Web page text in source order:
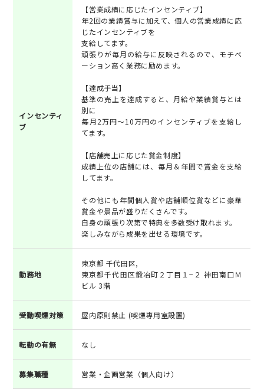
インセンティ
ブ
【営業成績に応じたインセンティブ】
年2回の業績賞与に加えて、個人の営業成績に応
じたインセンティブを
支給してます。
頑張りが毎月の給与に反映されるので、モチベ
ーション高く業務に励めます。
【達成手当】
基準の売上を達成すると、月給や業績賞与とは
別に
毎月2万円～10万円のインセンティブを支給し
てます。
【店舗売上に応じた賞金制度】
成績上位の店舗には、毎月＆年間で賞金を支給
してます。
その他にも年間個人賞や店舗順位賞などに豪華
賞金や景品が盛りだくさんです。
自身の頑張り次第で特典を多数受け取れます。
楽しみながら成果を出せる環境です。
勤務地
東京都 千代田区,
東京都千代田区鍛冶町２丁目１−２ 神田南口Ｍ
ビル 3階
受動喫煙対策 屋内原則禁止 (喫煙専用室設置)
転勤の有無 なし
募集職種 営業・企画営業（個人向け）